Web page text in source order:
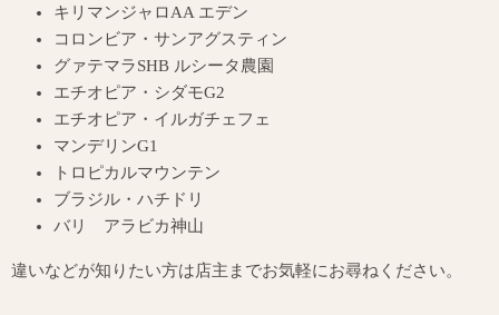
キリマンジャロAA エデン
コロンビア・サンアグスティン
グァテマラSHB ルシータ農園
エチオピア・シダモG2
エチオピア・イルガチェフェ
マンデリンG1
トロピカルマウンテン
ブラジル・ハチドリ
バリ アラビカ神山
違いなどが知りたい方は店主までお気軽にお尋ねください。